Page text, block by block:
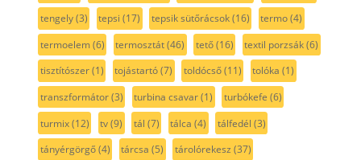
tengely(3) tepsi (17) tepsik sütőrácsok(16) termo(4)
termoelem(6) termosztát(46) tető(16) textil porzsák(6)
tisztítószer(1) tojástartó(7) toldócső(11) tolóka (1)
transzformátor(3) turbina csavar(1) turbókefe (6)
turmix(12) tv(9) tál (7) tálca (4) tálfedél (3)
tányérgörgő(4) tárcsa (5) tárolórekesz (37)